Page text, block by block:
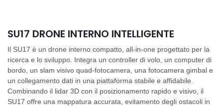
SU17 DRONE INTERNO INTELLIGENTE
Il SU17 è un drone interno compatto, all-in-one progettato per la
ricerca e lo sviluppo. Integra un controller di volo, un computer di
bordo, un slam visivo quad-fotocamera, una fotocamera gimbal e
un collegamento dati in una piattaforma stabile e affidabile.
Combinando il lidar 3D con il posizionamento rapido e visivo, il
SU17 offre una mappatura accurata, evitamento degli ostacoli in